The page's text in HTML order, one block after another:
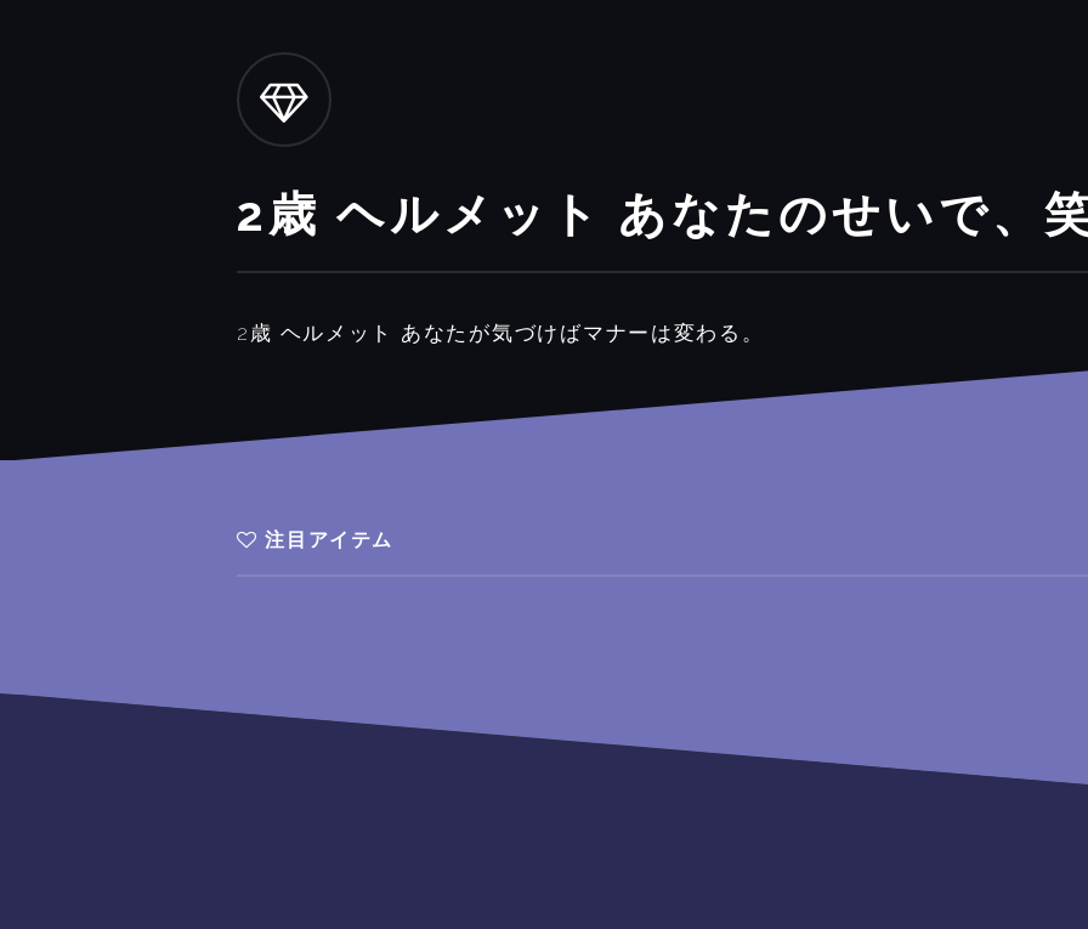
2歳 ヘルメット あなたのせいで、
2歳 ヘルメット あなたが気づけばマナーは変わる。
注目アイテム